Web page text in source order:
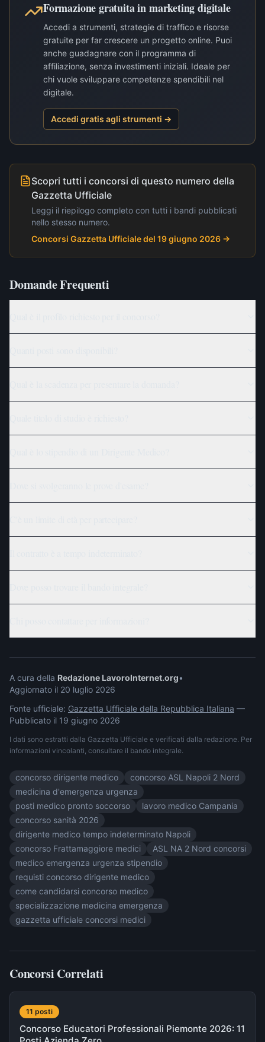
Formazione gratuita in marketing digitale
Accedi a strumenti, strategie di traffico e risorse
gratuite per far crescere un progetto online. Puoi
anche guadagnare con il programma di
affiliazione, senza investimenti iniziali. Ideale per
chi vuole sviluppare competenze spendibili nel
digitale.
Accedi gratis agli strumenti →
Scopri tutti i concorsi di questo numero della
Gazzetta Ufficiale
Leggi il riepilogo completo con tutti i bandi pubblicati
nello stesso numero.
Concorsi Gazzetta Ufficiale del 19 giugno 2026 →
Domande Frequenti
A cura della Redazione LavoroInternet.org•
Aggiornato il 20 luglio 2026
Fonte ufficiale: Gazzetta Ufficiale della Repubblica Italiana —
Pubblicato il 19 giugno 2026
I dati sono estratti dalla Gazzetta Ufficiale e verificati dalla redazione. Per
informazioni vincolanti, consultare il bando integrale.
concorso dirigente medico
concorso ASL Napoli 2 Nord
medicina d'emergenza urgenza
posti medico pronto soccorso
lavoro medico Campania
concorso sanità 2026
dirigente medico tempo indeterminato Napoli
concorso Frattamaggiore medici
ASL NA 2 Nord concorsi
medico emergenza urgenza stipendio
requisti concorso dirigente medico
come candidarsi concorso medico
specializzazione medicina emergenza
gazzetta ufficiale concorsi medici
Concorsi Correlati
11 posti
Concorso Educatori Professionali Piemonte 2026: 11